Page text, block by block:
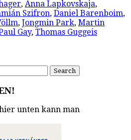
, Anna Lapkovskaja,
Szifron, Daniel Barenboim,
, Jongmin Park, Martin
Gay, Thomas Guggeis
unten kann man